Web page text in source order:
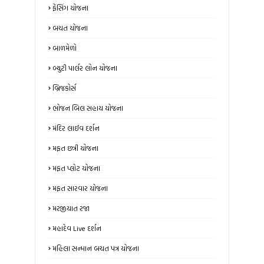
ફેંસિંગ યોજના
બચત યોજના
બાળમેળો
બ્યુટી પાર્લર લોન યોજના
બ્રિજકોર્સ
ભોજન બિલ સહાય યોજના
મંદિર લાઈવ દર્શન
મફત છત્રી યોજના
મફત પ્લોટ યોજના
મફત સારવાર યોજના
મરજીયાત રજા
મહાદેવ Live દર્શન
મહિલા સન્માન બચત પત્ર યોજના